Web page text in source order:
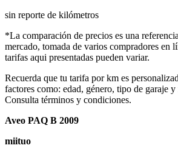
sin reporte de kilómetros
*La comparación de precios es una
mercado, tomada de varios compradores en
tarifas aqui presentadas pueden variar.
Recuerda que tu tarifa por km es
factores como: edad, género, tipo de garaje
Consulta términos y condiciones.
Aveo PAQ B 2009
miituo